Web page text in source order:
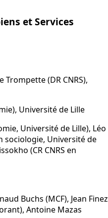
et Services
Trompette (DR CNRS),
Université de Lille
Université de Lille), Léo
sociologie, Université de
(CR CNRS en
Buchs (MCF), Jean Finez
Antoine Mazas